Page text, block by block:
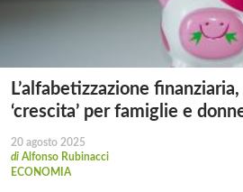
L’alfabetizzazione
‘crescita’ per famiglie e
20 agosto 2025
di Alfonso Rubinacci
ECONOMIA